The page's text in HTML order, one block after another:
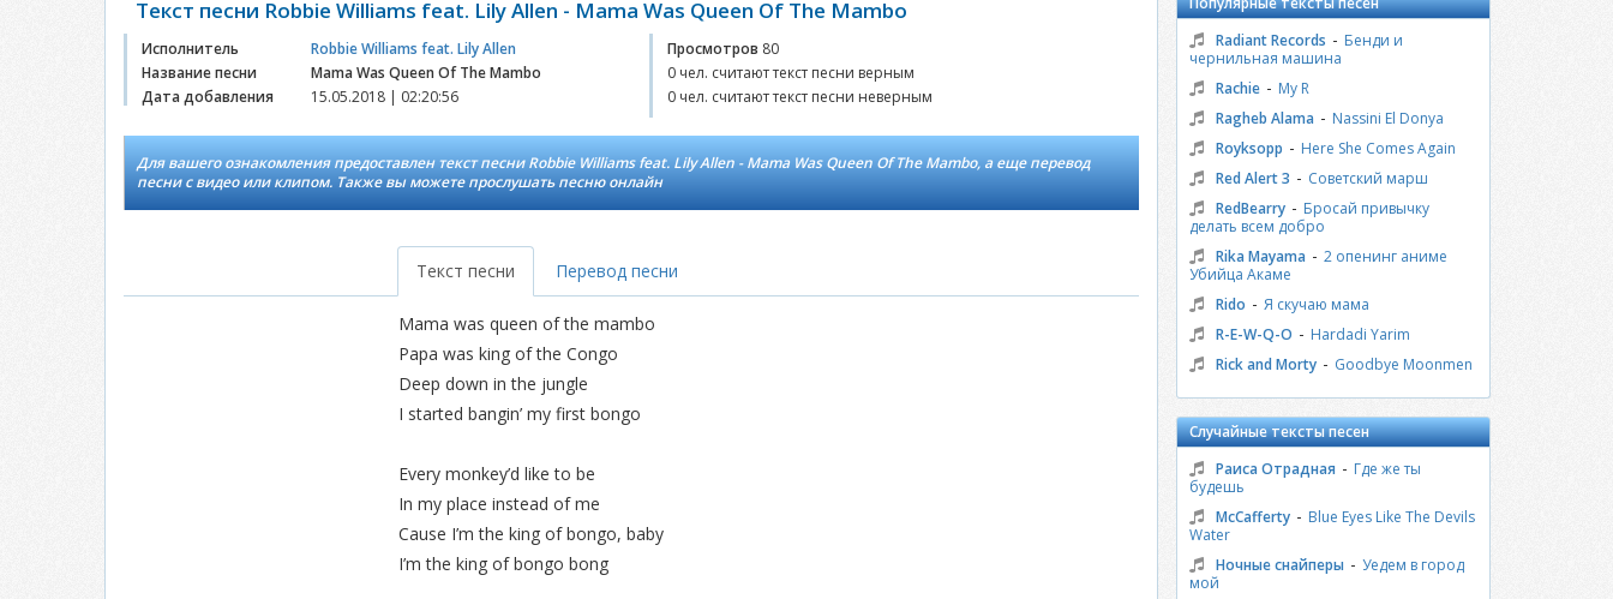
Текст песни Robbie Williams feat. Lily Allen - Mama Was Queen Of The Mambo
Исполнитель
Robbie Williams feat. Lily Allen
Название песни
Mama Was Queen Of The Mambo
Дата добавления
15.05.2018 | 02:20:56
Просмотров 80
0 чел. считают текст песни верным
0 чел. считают текст песни неверным
Для вашего ознакомления предоставлен текст песни Robbie Williams feat. Lily Allen - Mama Was Queen Of The Mambo, а еще перевод
песни с видео или клипом. Также вы можете прослушать песню онлайн
Текст песни Перевод песни
Mama was queen of the mambo
Papa was king of the Congo
Deep down in the jungle
I started bangin’ my first bongo
Every monkey’d like to be
In my place instead of me
Cause I’m the king of bongo, baby
I’m the king of bongo bong
Radiant Records - Бенди и
чернильная машина
Rachie - My R
Ragheb Alama - Nassini El Donya
Royksopp - Here She Comes Again
Red Alert 3 - Советский марш
RedBearry - Бросай привычку
делать всем добро
Rika Mayama - 2 опенинг аниме
Убийца Акаме
Rido - Я скучаю мама
R-E-W-Q-O - Hardadi Yarim
Rick and Morty - Goodbye Moonmen
Случайные тексты песен
Раиса Отрадная - Где же ты
будешь
McCafferty - Blue Eyes Like The Devils
Water
Ночные снайперы - Уедем в город
мой